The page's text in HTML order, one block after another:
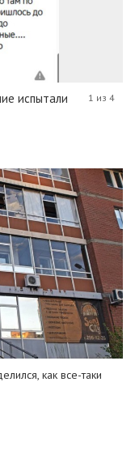
испытали
1 из 4
как все-таки